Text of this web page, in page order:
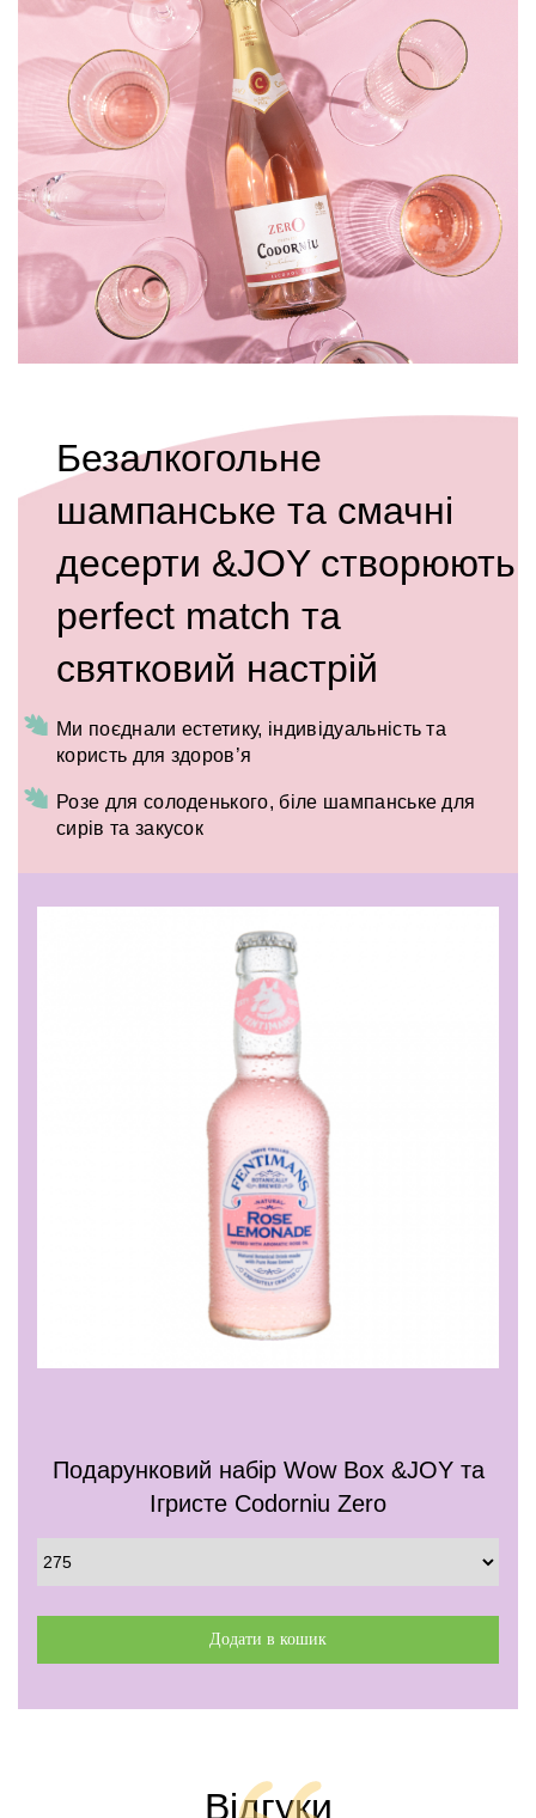
Безалкогольне
шампанське та смачні
десерти &JOY створюють
perfect match та
святковий настрій
Ми поєднали естетику, індивідуальність та
користь для здоров’я
Розе для солоденького, біле шампанське для
сирів та закусок
Подарунковий набір Wow Box &JOY та
Ігристе Codorniu Zero
Додати в кошик
Відгуки